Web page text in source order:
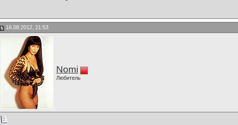
16.08.2012, 21:53
Nomi
Любитель